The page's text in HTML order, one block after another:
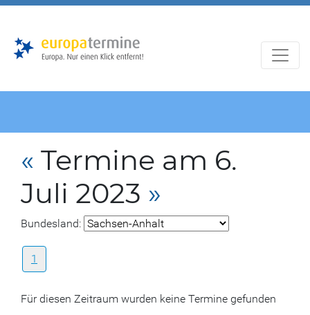
« Termine am 6.
Juli 2023 »
Bundesland:
1
Für diesen Zeitraum wurden keine Termine gefunden